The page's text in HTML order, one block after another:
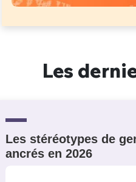
Les
Les stéréotypes de
ancrés en 2026